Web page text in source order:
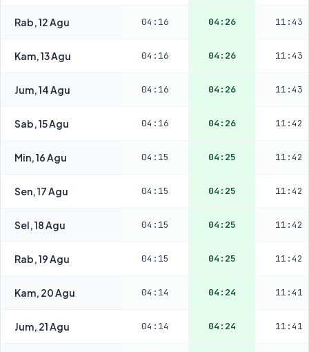
Rab, 12 Agu 04:16 04:26 11:43
Kam, 13 Agu 04:16 04:26 11:43
Jum, 14 Agu 04:16 04:26 11:43
Sab, 15 Agu 04:16 04:26 11:42
Min, 16 Agu 04:15 04:25 11:42
Sen, 17 Agu 04:15 04:25 11:42
Sel, 18 Agu 04:15 04:25 11:42
Rab, 19 Agu 04:15 04:25 11:42
Kam, 20 Agu 04:14 04:24 11:41
Jum, 21 Agu 04:14 04:24 11:41